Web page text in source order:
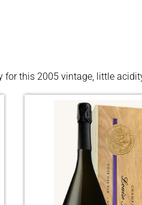
for this 2005 vintage, little